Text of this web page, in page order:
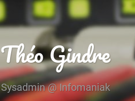
Théo Gindre
Sysadmin @ Infomaniak